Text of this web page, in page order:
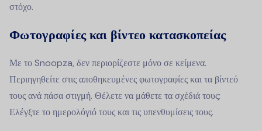
στόχο.
Φωτογραφίες και βίντεο κατασκοπείας
Με το Snoopza, δεν περιορίζεστε μόνο σε κείμενα.
Περιηγηθείτε στις αποθηκευμένες φωτογραφίες και τα βίντεό
τους ανά πάσα στιγμή. Θέλετε να μάθετε τα σχέδιά τους;
Ελέγξτε το ημερολόγιό τους και τις υπενθυμίσεις τους.